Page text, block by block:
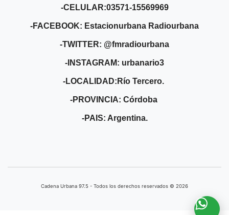
-CELULAR:03571-15569969
-FACEBOOK: Estacionurbana Radiourbana
-TWITTER: @fmradiourbana
-INSTAGRAM: urbanario3
-LOCALIDAD:Río Tercero.
-PROVINCIA: Córdoba
-PAIS: Argentina.
Cadena Urbana ​97.5 - Todos los derechos reservados © 2026